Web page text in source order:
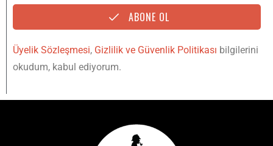
ABONE OL
Üyelik Sözleşmesi, Gizlilik ve Güvenlik Politikası bilgilerini
okudum, kabul ediyorum.